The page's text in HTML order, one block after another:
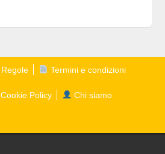
Regole Termini e condizioni
Cookie Policy Chi siamo